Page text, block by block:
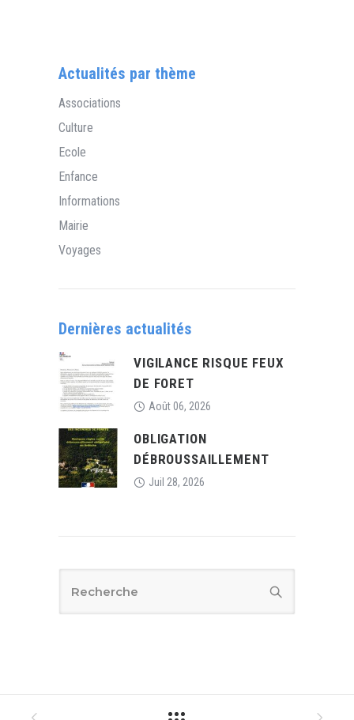
Actualités par thème
Associations
Culture
Ecole
Enfance
Informations
Mairie
Voyages
Dernières actualités
VIGILANCE RISQUE FEUX
DE FORET
Août 06, 2026
OBLIGATION
DÉBROUSSAILLEMENT
Juil 28, 2026